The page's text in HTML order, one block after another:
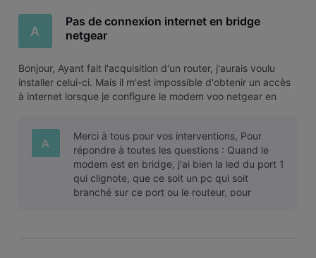
A
Pas de connexion internet en bridge
netgear
Bonjour, Ayant fait l'acquisition d'un router, j'aurais voulu
installer celui-ci. Mais il m'est impossible d'obtenir un accès
à internet lorsque je configure le modem voo netgear en
A
Merci à tous pour vos interventions, Pour
répondre à toutes les questions : Quand le
modem est en bridge, j'ai bien la led du port 1
qui clignote, que ce soit un pc qui soit
branché sur ce port ou le routeur, pour